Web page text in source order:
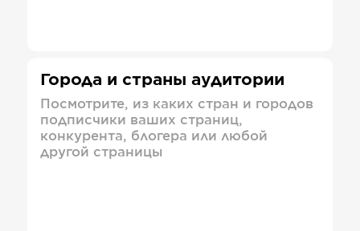
Города и страны аудитории
Посмотрите, из каких стран и городов
подписчики ваших страниц,
конкурента, блогера или любой
другой страницы